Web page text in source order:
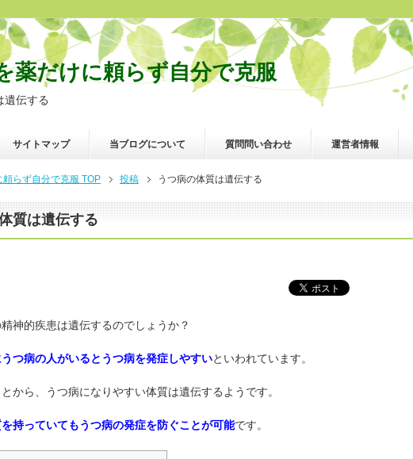
薬だけに頼らず自分で克服
遺伝する
サイトマップ 当ブログについて 質問問い合わせ 運営者情報
頼らず自分で克服 TOP 投稿 うつ病の体質は遺伝する
質は遺伝する
神的疾患は遺伝するのでしょうか？
つ病の人がいるとうつ病を発症しやすいといわれています。
から、うつ病になりやすい体質は遺伝するようです。
持っていてもうつ病の発症を防ぐことが可能です。